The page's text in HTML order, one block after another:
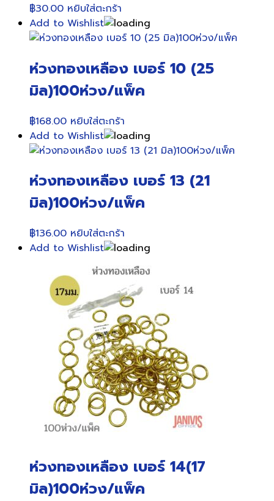
฿30.00 หยิบใส่ตะกร้า
Add to Wishlist
ห่วงทองเหลือง เบอร์ 10 (25
มิล)100ห่วง/แพ็ค
฿168.00 หยิบใส่ตะกร้า
Add to Wishlist
ห่วงทองเหลือง เบอร์ 13 (21
มิล)100ห่วง/แพ็ค
฿136.00 หยิบใส่ตะกร้า
Add to Wishlist
ห่วงทองเหลือง เบอร์ 14(17
มิล)100ห่วง/แพ็ค